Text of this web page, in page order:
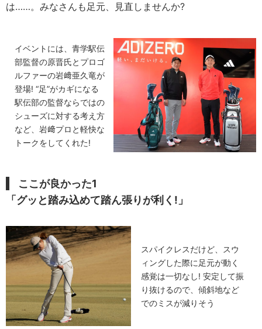
は……。みなさんも足元、見直しませんか?
イベントには、青学駅伝
部監督の原晋氏とプロゴ
ルファーの岩﨑亜久竜が
登場! “足”がカギになる
駅伝部の監督ならではの
シューズに対する考え方
など、岩﨑プロと軽快な
トークをしてくれた!
ここが良かった1
「グッと踏み込めて踏ん張りが利く!」
スパイクレスだけど、スウ
ィングした際に足元が動く
感覚は一切なし! 安定して振
り抜けるので、傾斜地など
でのミスが減りそう